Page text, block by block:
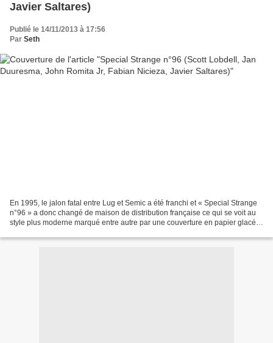
Javier Saltares)
Publié le 14/11/2013 à 17:56
Par Seth
En 1995, le jalon fatal entre Lug et Semic a été franchi et « Special Strange
n°96 » a donc changé de maison de distribution française ce qui se voit au
style plus moderne marqué entre autre par une couverture en papier glacé.